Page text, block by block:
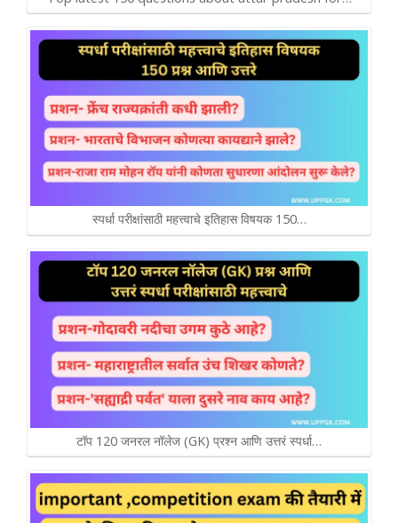
स्पर्धा परीक्षांसाठी महत्त्वाचे इतिहास विषयक 150…
टॉप 120 जनरल नॉलेज (GK) प्रश्न आणि उत्तरं स्पर्धा…